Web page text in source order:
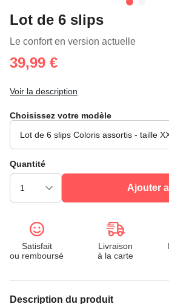
Lot de 6 slips
Le confort en version actuelle
39,99 €
Voir la description
Choisissez votre modèle
Quantité
Ajouter
Satisfait
ou remboursé
Livraison
à la carte
Description du produit